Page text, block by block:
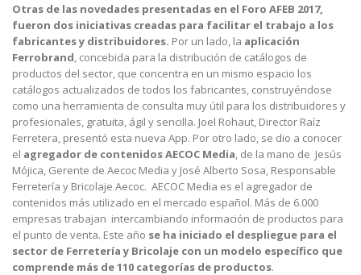
Otras de las novedades presentadas en el Foro AFEB 2017,
fueron dos iniciativas creadas para facilitar el trabajo a los
fabricantes y distribuidores. Por un lado, la aplicación
Ferrobrand, concebida para la distribución de catálogos de
productos del sector, que concentra en un mismo espacio los
catálogos actualizados de todos los fabricantes, construyéndose
como una herramienta de consulta muy útil para los distribuidores y
profesionales, gratuita, ágil y sencilla. Joel Rohaut, Director Raíz
Ferretera, presentó esta nueva App. Por otro lado, se dio a conocer
el agregador de contenidos AECOC Media, de la mano de Jesús
Mójica, Gerente de Aecoc Media y José Alberto Sosa, Responsable
Ferretería y Bricolaje Aecoc. AECOC Media es el agregador de
contenidos más utilizado en el mercado español. Más de 6.000
empresas trabajan intercambiando información de productos para
el punto de venta. Este año se ha iniciado el despliegue para el
sector de Ferretería y Bricolaje con un modelo específico que
comprende más de 110 categorías de productos.